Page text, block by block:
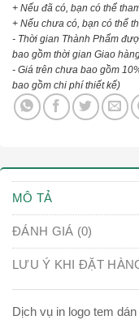
+ Nếu đã có, bạn có thể
+ Nếu chưa có, bạn có thể
- Thời gian Thành Phẩm
bao gồm thời gian Giao
- Giá trên chưa bao gồm
bao gồm chi phí thiết kế)
MÔ TẢ
ĐÁNH GIÁ (0)
LƯU Ý KHI ĐẶT
Dịch vụ in logo tem